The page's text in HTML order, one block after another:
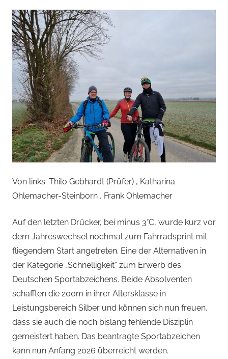
Von links: Thilo Gebhardt (Prüfer) , Katharina
Ohlemacher-Steinborn , Frank Ohlemacher
Auf den letzten Drücker, bei minus 3°C, wurde kurz vor
dem Jahreswechsel nochmal zum Fahrradsprint mit
fliegendem Start angetreten. Eine der Alternativen in
der Kategorie „Schnelligkeit“ zum Erwerb des
Deutschen Sportabzeichens. Beide Absolventen
schafften die 200m in ihrer Altersklasse in
Leistungsbereich Silber und können sich nun freuen,
dass sie auch die noch bislang fehlende Disziplin
gemeistert haben. Das beantragte Sportabzeichen
kann nun Anfang 2026 überreicht werden.